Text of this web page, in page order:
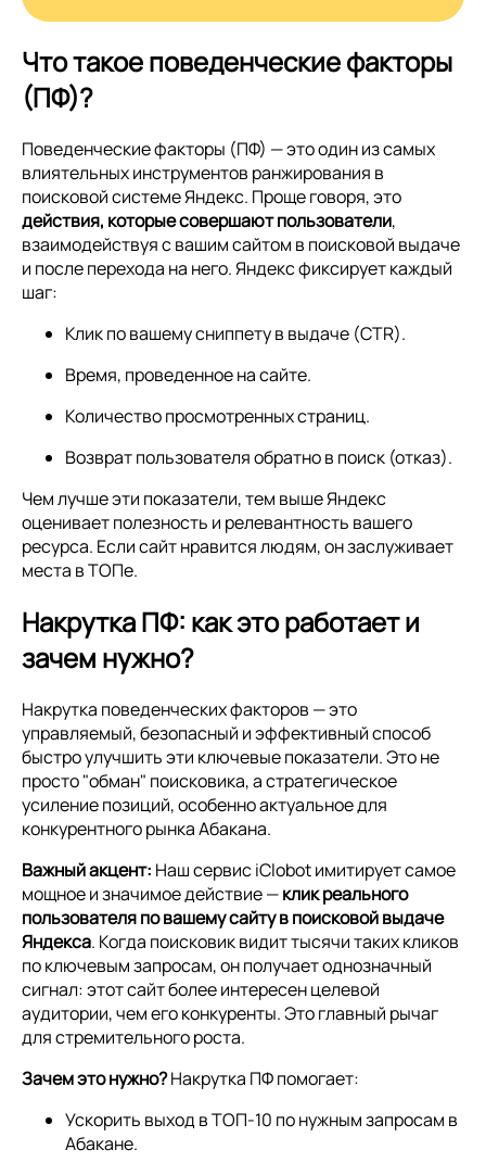
Что такое поведенческие факторы
(ПФ)?
Поведенческие факторы (ПФ) — это один из самых
влиятельных инструментов ранжирования в
поисковой системе Яндекс. Проще говоря, это
действия, которые совершают пользователи,
взаимодействуя с вашим сайтом в поисковой выдаче
и после перехода на него. Яндекс фиксирует каждый
шаг:
Клик по вашему сниппету в выдаче (CTR).
Время, проведенное на сайте.
Количество просмотренных страниц.
Возврат пользователя обратно в поиск (отказ).
Чем лучше эти показатели, тем выше Яндекс
оценивает полезность и релевантность вашего
ресурса. Если сайт нравится людям, он заслуживает
места в ТОПе.
Накрутка ПФ: как это работает и
зачем нужно?
Накрутка поведенческих факторов — это
управляемый, безопасный и эффективный способ
быстро улучшить эти ключевые показатели. Это не
просто "обман" поисковика, а стратегическое
усиление позиций, особенно актуальное для
конкурентного рынка Абакана.
Важный акцент: Наш сервис iClobot имитирует самое
мощное и значимое действие —клик реального
пользователя по вашему сайту в поисковой выдаче
Яндекса. Когда поисковик видит тысячи таких кликов
по ключевым запросам, он получает однозначный
сигнал: этот сайт более интересен целевой
аудитории, чем его конкуренты. Это главный рычаг
для стремительного роста.
Зачем это нужно?Накрутка ПФ помогает:
Ускорить выход в ТОП-10 по нужным запросам в
Абакане.